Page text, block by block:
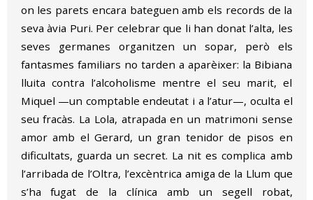
on les parets encara bateguen amb els records de la
seva àvia Puri. Per celebrar que li han donat l’alta, les
seves germanes organitzen un sopar, però els
fantasmes familiars no tarden a aparèixer: la Bibiana
lluita contra l’alcoholisme mentre el seu marit, el
Miquel —un comptable endeutat i a l’atur—, oculta el
seu fracàs. La Lola, atrapada en un matrimoni sense
amor amb el Gerard, un gran tenidor de pisos en
dificultats, guarda un secret. La nit es complica amb
l’arribada de l’Oltra, l’excèntrica amiga de la Llum que
s’ha fugat de la clínica amb un segell robat,